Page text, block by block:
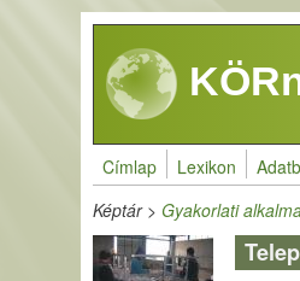
Ugrás a tartalomra
Címlap Lexikon
Képtár>Gyakorlati